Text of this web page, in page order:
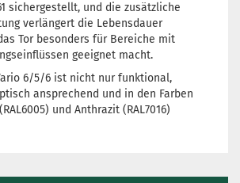
sichergestellt, und die zusätzliche
verlängert die Lebensdauer
Tor besonders für Bereiche mit
geeignet macht.
6/5/6 ist nicht nur funktional,
ansprechend und in den Farben
und Anthrazit (RAL7016)